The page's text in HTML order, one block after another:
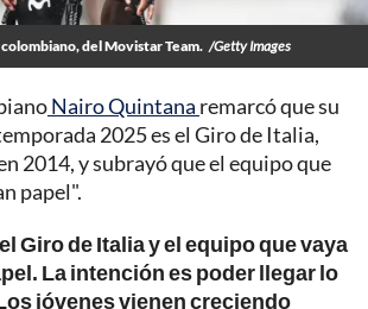
del Movistar Team. /Getty Images
Nairo Quintana remarcó que su
2025 es el Giro de Italia,
2014, y subrayó que el equipo que
papel".
Giro de Italia y el equipo que vaya
La intención es poder llegar lo
jóvenes vienen creciendo